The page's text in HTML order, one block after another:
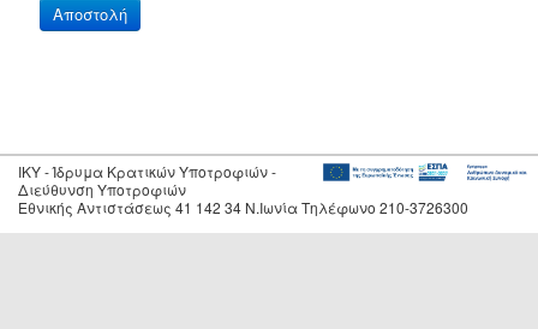
IKY - Ίδρυμα Κρατικών Υποτροφιών -
Διεύθυνση Υποτροφιών
Εθνικής Αντιστάσεως 41 142 34 Ν.Ιωνία Τηλέφωνο 210-3726300